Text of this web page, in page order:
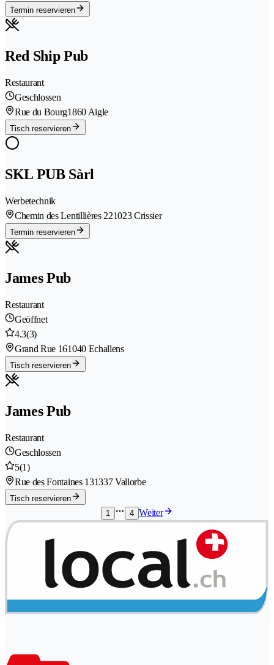
Termin reservieren
Red Ship Pub
Restaurant
Geschlossen
Rue du Bourg1860 Aigle
Tisch reservieren
SKL PUB Sàrl
Werbetechnik
Chemin des Lentillières 221023 Crissier
Termin reservieren
James Pub
Restaurant
Geöffnet
4.3(3)
Grand Rue 161040 Echallens
Tisch reservieren
James Pub
Restaurant
Geschlossen
5(1)
Rue des Fontaines 131337 Vallorbe
Tisch reservieren
1
4 Weiter